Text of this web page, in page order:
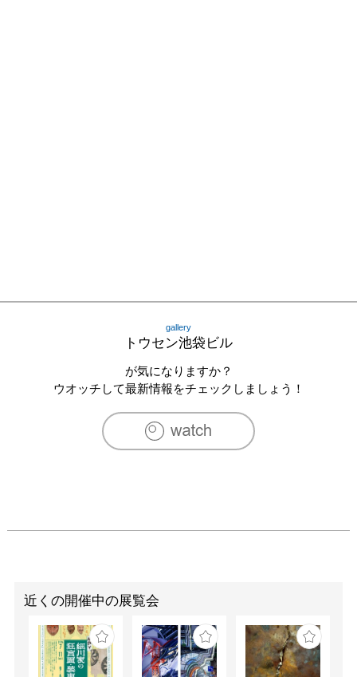
gallery
トウセン池袋ビル
が気になりますか？
ウオッチして最新情報をチェックしましょう！
近くの開催中の展覧会